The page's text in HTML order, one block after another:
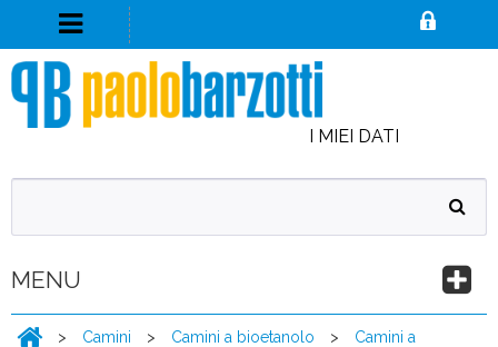
I MIEI DATI
MENU
> Camini > Camini a bioetanolo >
Camini a